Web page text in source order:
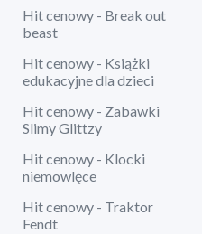
Hit cenowy - Break out
beast
Hit cenowy - Książki
edukacyjne dla dzieci
Hit cenowy - Zabawki
Slimy Glittzy
Hit cenowy - Klocki
niemowlęce
Hit cenowy - Traktor
Fendt